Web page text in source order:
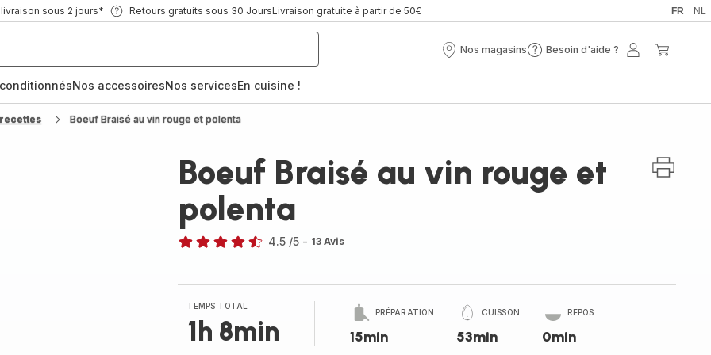
sous 2 jours* Retours gratuits sous 30 JoursLivraison gratuite à partir de 50€ FR NL
Nos magasins
Nos
Besoin d'aide ?
Besoin
Mon
Nos accessoiresNos servicesEn cuisine !
Boeuf Braisé au vin rouge et polenta
Boeuf Braisé au vin rouge et
polenta
4.5 /5 - 13 Avis
TEMPS TOTAL
1h 8min
PRÉPARATION
15min
CUISSON
53min
REPOS
0min